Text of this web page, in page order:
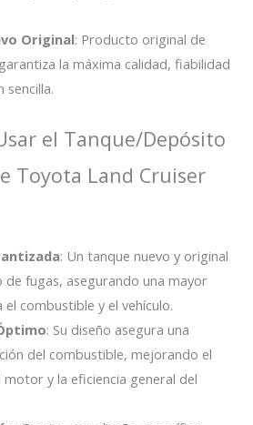
Original: Producto original de
la máxima calidad, fiabilidad
sencilla.
el Tanque/Depósito
Toyota Land Cruiser
: Un tanque nuevo y original
de fugas, asegurando una mayor
combustible y el vehículo.
: Su diseño asegura una
del combustible, mejorando el
y la eficiencia general del